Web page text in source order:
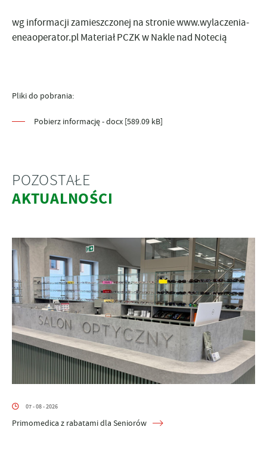
wg informacji zamieszczonej na stroniewww.wylaczenia-
eneaoperator.plMateriał PCZK w Nakle nad Notecią
Pliki do pobrania:
Pobierz informację - docx [589.09 kB]
POZOSTAŁE
AKTUALNOŚCI
07 - 08 - 2026
Primomedica z rabatami dla Seniorów